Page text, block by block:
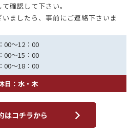
確認して下さい。
ましたら、事前にご連絡下さいま
00～12：00
00～15：00
00～18：00
日：水・木
はコチラから